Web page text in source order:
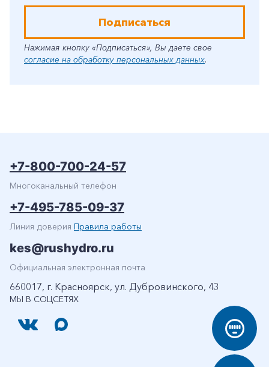
Подписаться
Нажимая кнопку «Подписаться», Вы даете свое
согласие на обработку персональных данных.
МЫ В СОЦСЕТЯХ
+7-800-700-24-57
Многоканальный телефон
+7-495-785-09-37
Линия доверия Правила работы
kes@rushydro.ru
Официальная электронная почта
660017, г. Красноярск, ул. Дубровинского, 43